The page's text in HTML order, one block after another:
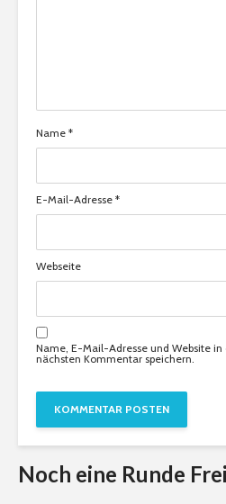
Name *
E-Mail-Adresse *
Webseite
Name, E-Mail-Adresse und Website
nächsten Kommentar speichern.
Noch eine Runde